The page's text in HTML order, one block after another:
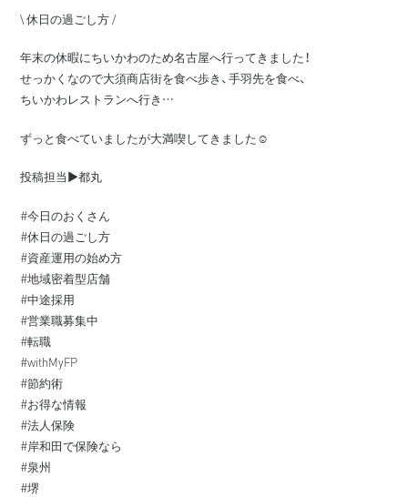
\ 休日の過ごし方 /
年末の休暇にちいかわのため名古屋へ行ってきました！
せっかくなので大須商店街を食べ歩き、手羽先を食べ、
ちいかわレストランへ行き…
ずっと食べていましたが大満喫してきました☺
投稿担当▶️都丸
#今日のおくさん
#休日の過ごし方
#資産運用の始め方
#地域密着型店舗
#中途採用
#営業職募集中
#転職
#withMyFP
#節約術
#お得な情報
#法人保険
#岸和田で保険なら
#泉州
#堺